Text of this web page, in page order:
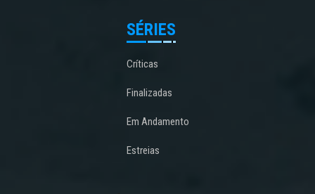
SÉRIES
Críticas
Finalizadas
Em Andamento
Estreias